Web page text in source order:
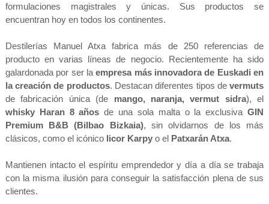
formulaciones magistrales y únicas. Sus productos se
encuentran hoy en todos los continentes.
Destilerías Manuel Atxa fabrica más de 250 referencias de
producto en varias líneas de negocio. Recientemente ha sido
galardonada por ser laempresa más innovadora de Euskadi en
la creación de productos. Destacan diferentes tipos devermuts
de fabricación única (de mango, naranja, vermut sidra), el
whisky Haran 8 años de una sola malta o la exclusivaGIN
Premium B&B (Bilbao Bizkaia), sin olvidarnos de los más
clásicos, como el icónico licor Karpy o el Patxarán Atxa.
Mantienen intacto el espíritu emprendedor y día a día se trabaja
con la misma ilusión para conseguir la satisfacción plena de sus
clientes.